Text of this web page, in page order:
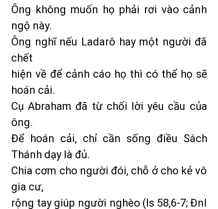
Ông không muốn họ phải rơi vào cảnh
ngộ này.
Ông nghĩ nếu Ladarô hay một người đã
chết
hiện về để cảnh cáo họ thì có thể họ sẽ
hoán cải.
Cụ Abraham đã từ chối lời yêu cầu của
ông.
Để hoán cải, chỉ cần sống điều Sách
Thánh dạy là đủ.
Chia cơm cho người đói, chỗ ở cho kẻ vô
gia cư,
rộng tay giúp người nghèo (Is 58,6-7; Đnl